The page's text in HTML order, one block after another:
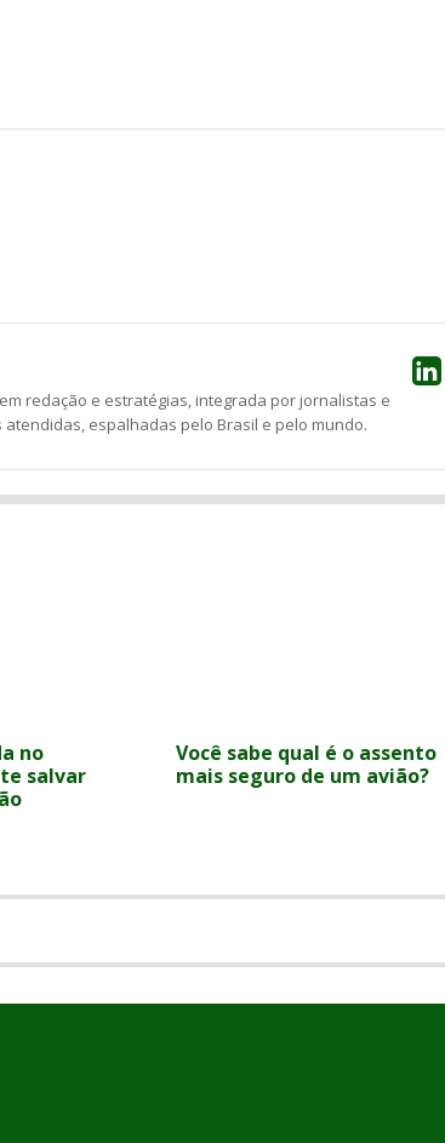
redação e estratégias, integrada por jornalistas e
espalhadas pelo Brasil e pelo mundo.
no
salvar
Você sabe qual é o assento
mais seguro de um avião?